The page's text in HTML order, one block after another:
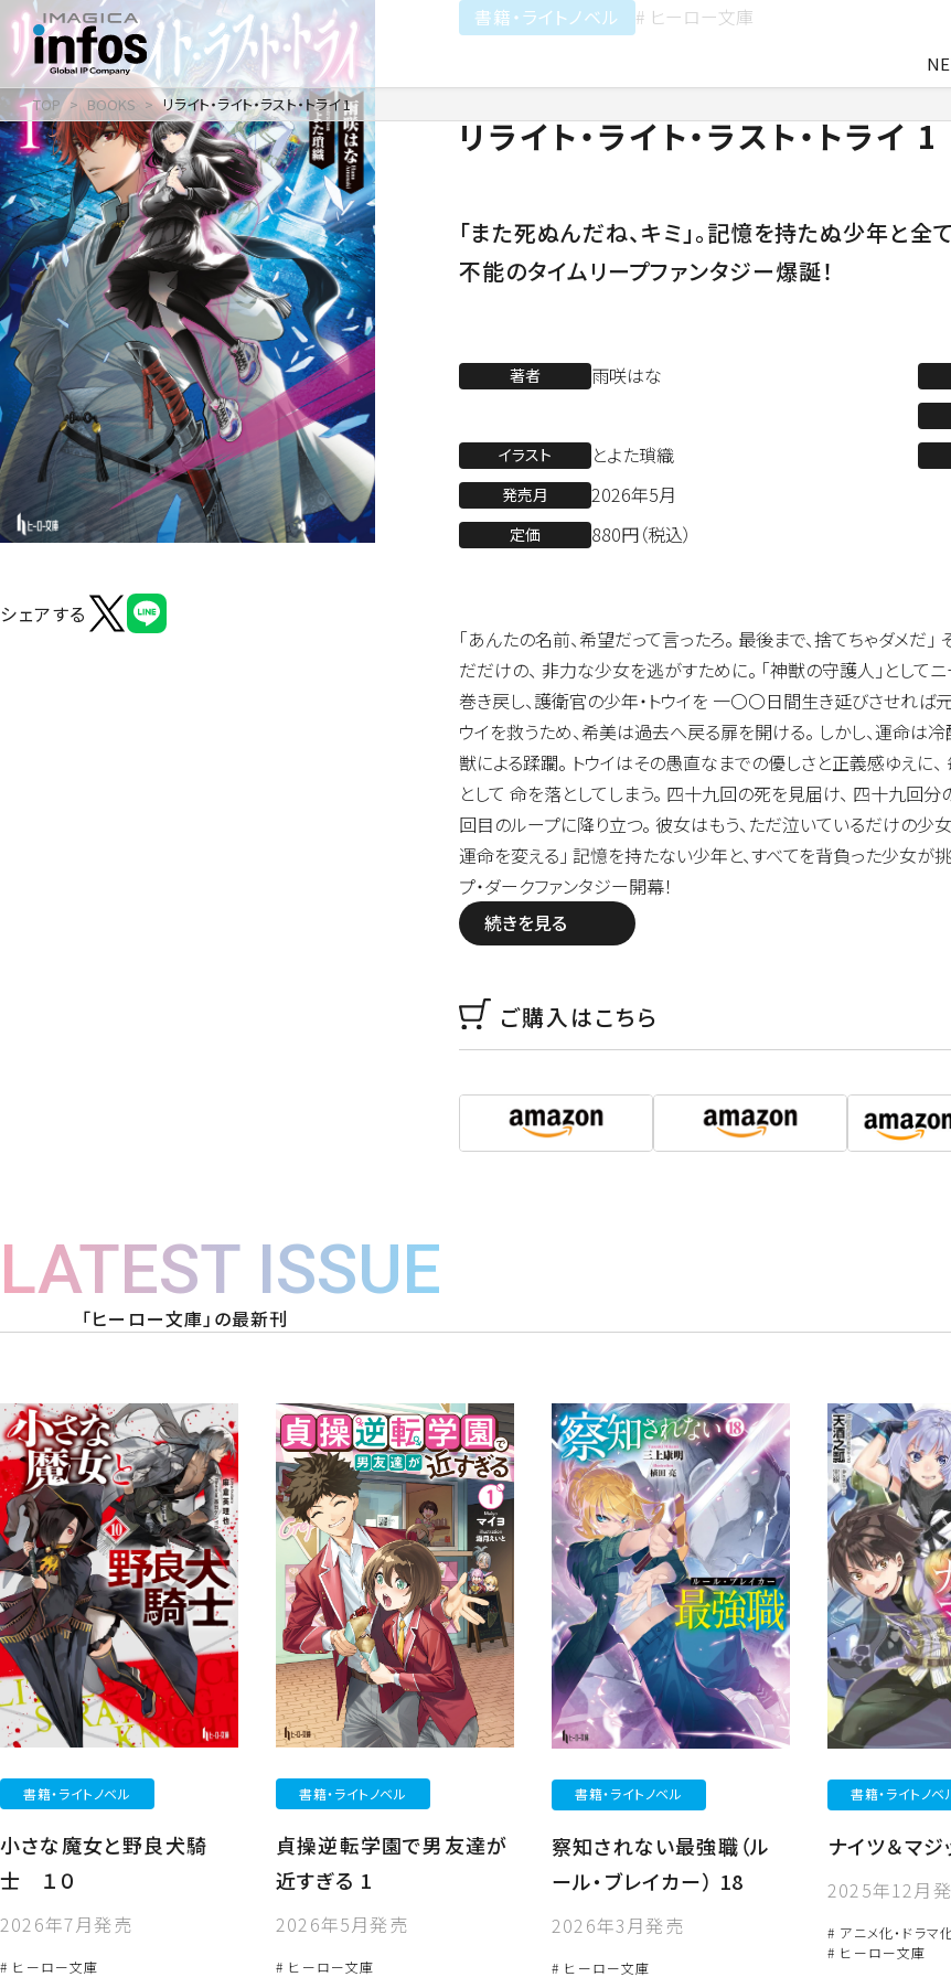
IP / MEDIA
事業紹介
出版事業 ライトアニメ事業
イベント事業／配信事業 アパレル事業
COMPANY
会社情報
企業理念 会社概要
沿革
RECRUIT
採用情報
新卒採用 中途・アルバイト採用
TOP BOOKS リライト・ライト・ラスト・トライ 1
シェアする
書籍・ライトノベル # ヒーロー文庫
リライト・ライト・ラスト・トライ 1
「また死ぬんだね、キミ」。記憶を持たぬ少年と
不能のタイムリープファンタジー爆誕！
著者 雨咲はな
イラスト とよた瑣織
発売月 2026年5月
定価 880円（税込）
「あんたの名前、希望だって言ったろ。 最後まで、捨てちゃダメだ
だだけの、 非力な少女を逃がすために。 「神獣の守護人」として
巻き戻し、護衛官の少年・トウイを 一〇〇日間生き延びさせれば
ウイを救うため、希美は過去へ戻る扉を開ける。 しかし、運命は
獣による蹂躙。 トウイはその愚直なまでの優しさと正義感ゆえに
として 命を落としてしまう。 四十九回の死を見届け、 四十九回
回目のループに降り立つ。 彼女はもう、ただ泣いているだけの少
運命を変える」 記憶を持たない少年と、すべてを背負った少女が
プ・ダークファンタジー開幕！
続きを見る
ご購入はこちら
LATEST ISSUE
「ヒーロー文庫」の最新刊
書籍・ライトノベル
小さな魔女と野良犬騎
士 １０
2026年7月発売
# ヒーロー文庫
書籍・ライトノベル
貞操逆転学園で男友達が
近すぎる 1
2026年5月発売
# ヒーロー文庫
書籍・ライトノベル
察知されない最強職（ル
ール・ブレイカー） 18
2026年3月発売
# ヒーロー文庫
書籍・ライトノベ
ナイツ＆マジ
2025年12月
# アニメ化・ドラマ
# ヒーロー文庫